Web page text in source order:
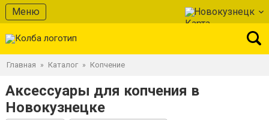
Меню Новокузнецк
Главная » Каталог » Копчение
Аксессуары для копчения в
Новокузнецке